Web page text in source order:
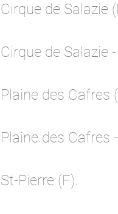
Cirque de Salazie
Cirque de Salazie
Plaine des Cafres
Plaine des Cafres
St-Pierre (F).